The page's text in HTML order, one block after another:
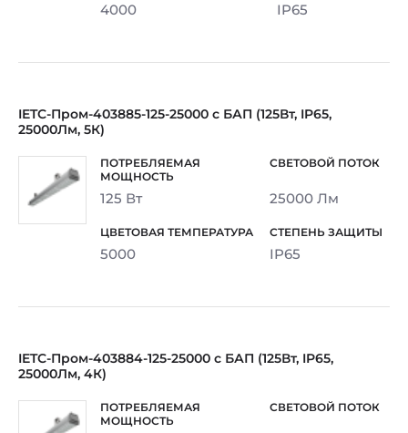
4000 IP65
IETC-Пром-403885-125-25000 с БАП (125Вт, IP65,
25000Лм, 5К)
125 Вт 25000 Лм
5000 IP65
IETC-Пром-403884-125-25000 с БАП (125Вт, IP65,
25000Лм, 4К)